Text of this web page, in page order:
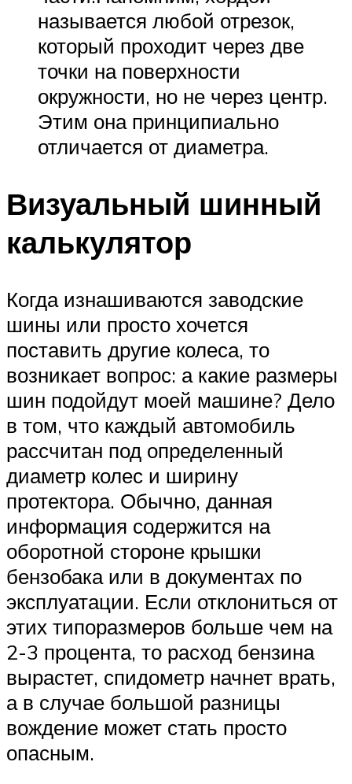
называется любой отрезок,
который проходит через две
точки на поверхности
окружности, но не через центр.
Этим она принципиально
отличается от диаметра.
Визуальный шинный
калькулятор
Когда изнашиваются заводские
шины или просто хочется
поставить другие колеса, то
возникает вопрос: а какие размеры
шин подойдут моей машине? Дело
в том, что каждый автомобиль
рассчитан под определенный
диаметр колес и ширину
протектора. Обычно, данная
информация содержится на
оборотной стороне крышки
бензобака или в документах по
эксплуатации. Если отклониться от
этих типоразмеров больше чем на
2-3 процента, то расход бензина
вырастет, спидометр начнет врать,
а в случае большой разницы
вождение может стать просто
опасным.